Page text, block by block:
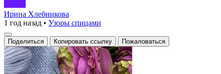
Ирина Хлебникова
1 год назад • Узоры спицами
Поделиться Копировать ссылку Пожаловаться